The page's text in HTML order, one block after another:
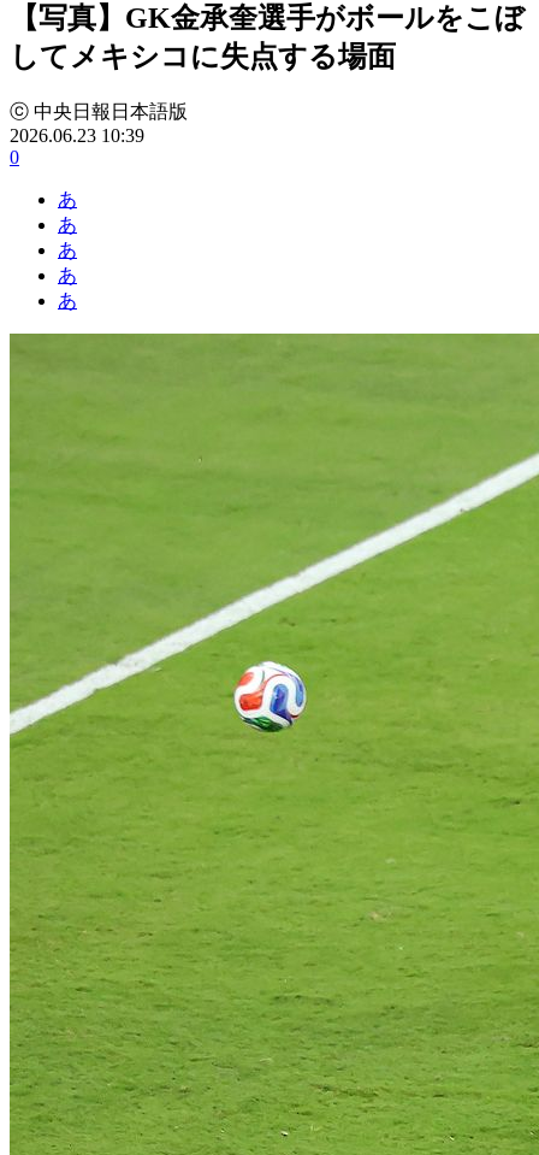
【写真】GK金承奎選手がボールをこぼ
してメキシコに失点する場面
ⓒ 中央日報日本語版
2026.06.23 10:39
0
あ
あ
あ
あ
あ